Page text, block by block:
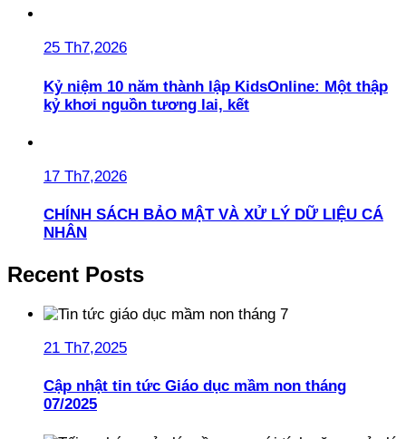
25 Th7,2026
Kỷ niệm 10 năm thành lập KidsOnline: Một thập
kỷ khơi nguồn tương lai, kết
17 Th7,2026
CHÍNH SÁCH BẢO MẬT VÀ XỬ LÝ DỮ LIỆU CÁ
NHÂN
Recent Posts
21 Th7,2025
Cập nhật tin tức Giáo dục mầm non tháng
07/2025